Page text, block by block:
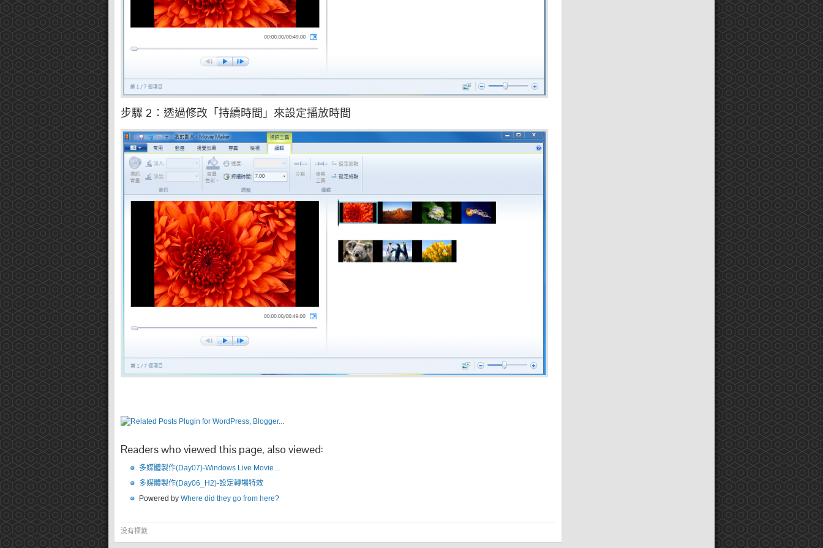
步驟 2：透過修改「持續時間」來設定播放時間
Readers who viewed this page, also viewed:
多媒體製作(Day07)-Windows Live Movie…
多媒體製作(Day06_H2)-設定轉場特效
Powered by Where did they go from here?
没有標籤